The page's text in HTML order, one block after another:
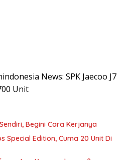
News: SPK Jaecoo J7
Unit
Begini Cara Kerjanya
Special Edition, Cuma 20 Unit Di